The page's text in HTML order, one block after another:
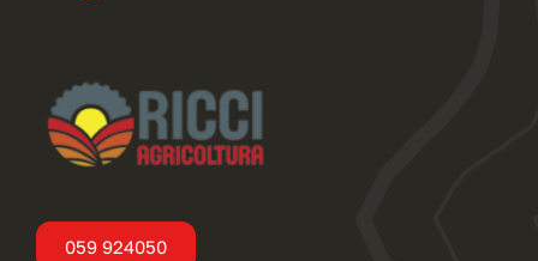
059 924050